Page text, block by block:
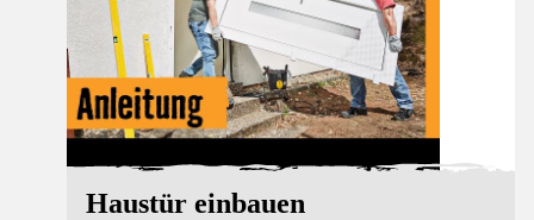
Haustür einbauen